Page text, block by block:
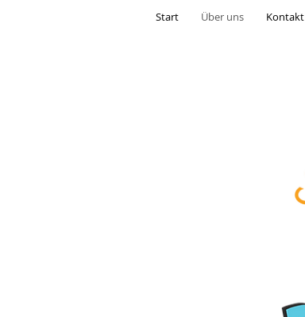
Start Über uns Kontakt